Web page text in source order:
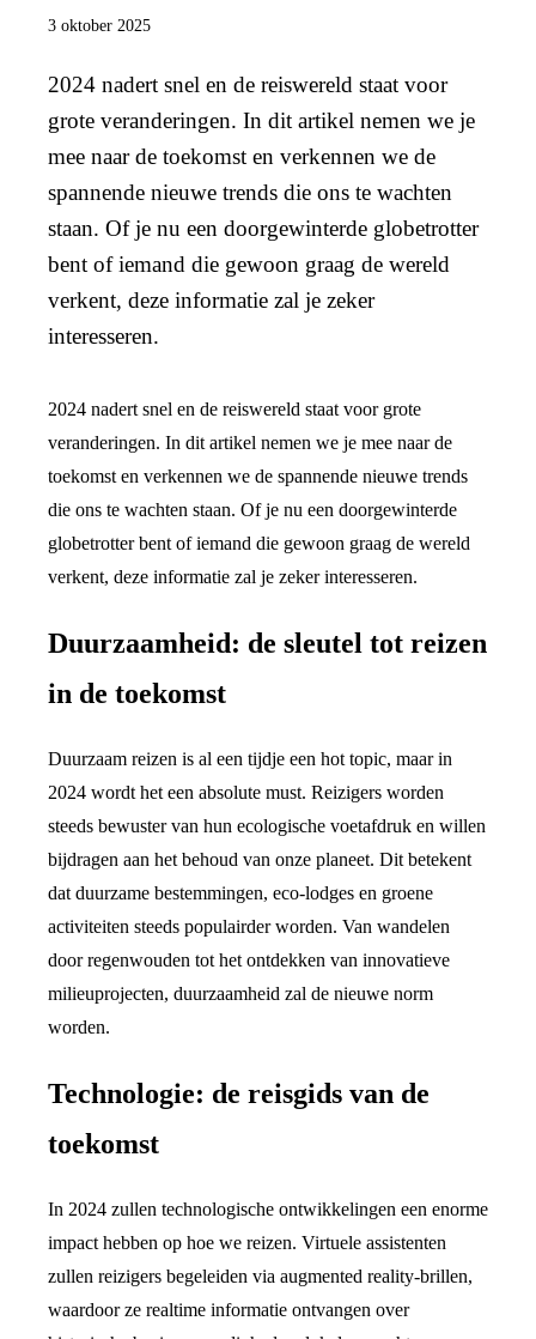
3 oktober 2025
2024 nadert snel en de reiswereld staat voor
grote veranderingen. In dit artikel nemen we je
mee naar de toekomst en verkennen we de
spannende nieuwe trends die ons te wachten
staan. Of je nu een doorgewinterde globetrotter
bent of iemand die gewoon graag de wereld
verkent, deze informatie zal je zeker
interesseren.
2024 nadert snel en de reiswereld staat voor grote
veranderingen. In dit artikel nemen we je mee naar de
toekomst en verkennen we de spannende nieuwe trends
die ons te wachten staan. Of je nu een doorgewinterde
globetrotter bent of iemand die gewoon graag de wereld
verkent, deze informatie zal je zeker interesseren.
Duurzaamheid: de sleutel tot reizen
in de toekomst
Duurzaam reizen is al een tijdje een hot topic, maar in
2024 wordt het een absolute must. Reizigers worden
steeds bewuster van hun ecologische voetafdruk en willen
bijdragen aan het behoud van onze planeet. Dit betekent
dat duurzame bestemmingen, eco-lodges en groene
activiteiten steeds populairder worden. Van wandelen
door regenwouden tot het ontdekken van innovatieve
milieuprojecten, duurzaamheid zal de nieuwe norm
worden.
Technologie: de reisgids van de
toekomst
In 2024 zullen technologische ontwikkelingen een enorme
impact hebben op hoe we reizen. Virtuele assistenten
zullen reizigers begeleiden via augmented reality-brillen,
waardoor ze realtime informatie ontvangen over